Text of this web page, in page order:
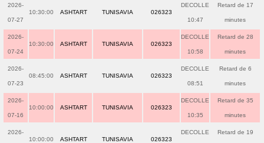
2026-
07-27
10:30:00 ASHTART TUNISAVIA 026323
DECOLLE
10:47
Retard de 17
minutes
2026-
07-24
10:30:00 ASHTART TUNISAVIA 026323
DECOLLE
10:58
Retard de 28
minutes
2026-
07-23
08:45:00 ASHTART TUNISAVIA 026323
DECOLLE
08:51
Retard de 6
minutes
2026-
07-16
10:00:00 ASHTART TUNISAVIA 026323
DECOLLE
10:35
Retard de 35
minutes
2026-
10:00:00 ASHTART TUNISAVIA 026323
DECOLLE Retard de 19